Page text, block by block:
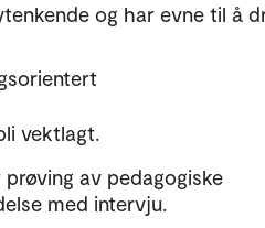
og har evne til å
vektlagt.
av pedagogiske
med intervju.